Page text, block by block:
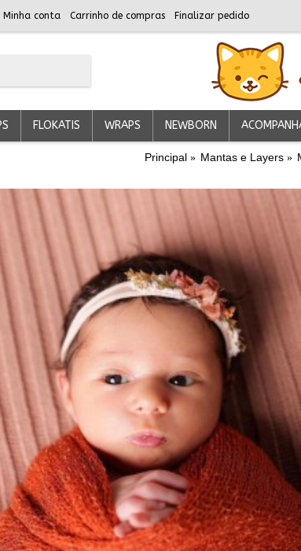
Minha conta Carrinho de compras Finalizar pedido
FLOKATIS WRAPS NEWBORN
Principal Mantas e Layers